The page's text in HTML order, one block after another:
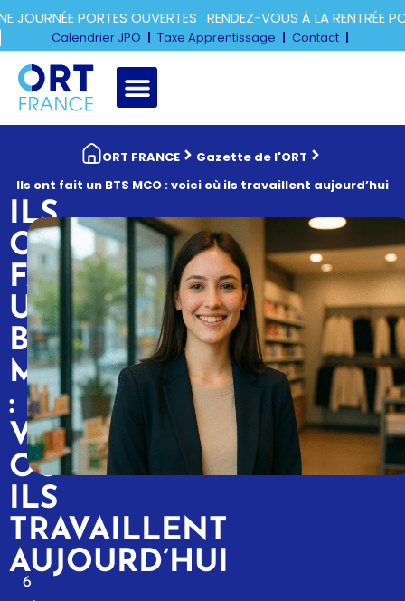
PORTES OUVERTES : RENDEZ-VOUS À LA RENTRÉE
Calendrier JPO Taxe Apprentissage Contact
ORT FRANCE
Gazette de l'ORT
Ils ont fait un BTS MCO : voici où ils travaillent aujourd’hui
ILS
ONT
FAIT
UN
BTS
MCO
:
VOICI
OÙ
ILS
TRAVAILLENT
AUJOURD’HUI
6